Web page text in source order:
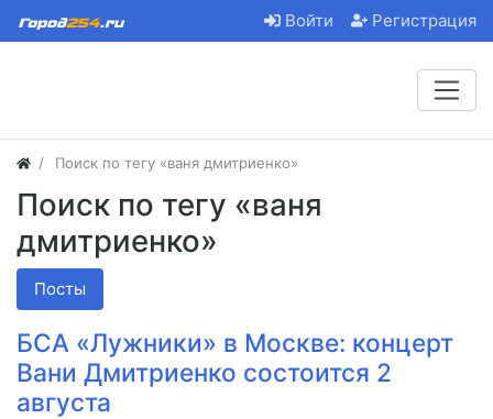
Войти Регистрация
Поиск по тегу «ваня дмитриенко»
Поиск по тегу «ваня
дмитриенко»
Посты
БСА «Лужники» в Москве: концерт
Вани Дмитриенко состоится 2
августа